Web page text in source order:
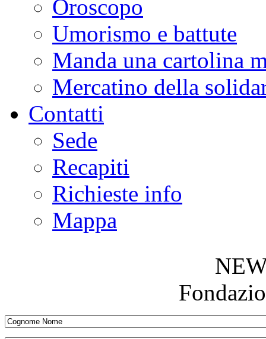
Oroscopo
Umorismo e battute
Manda una cartolina
Mercatino della
Contatti
Sede
Recapiti
Richieste info
Mappa